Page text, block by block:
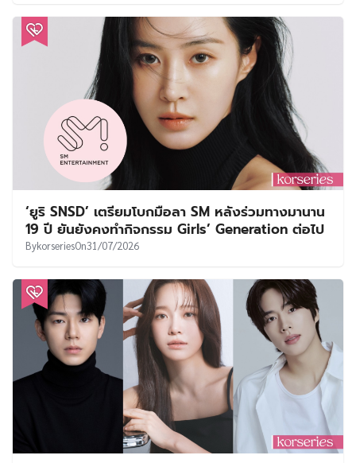
‘ยูริ SNSD’ เตรียมโบกมือลา SM หลังร่วมทางมานาน
19 ปี ยันยังคงทำกิจกรรม Girls’ Generation ต่อไป
BykorseriesOn31/07/2026